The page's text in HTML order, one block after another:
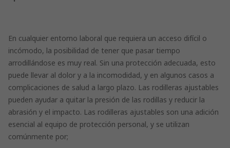
En cualquier entorno laboral que requiera un acceso difícil o
incómodo, la posibilidad de tener que pasar tiempo
arrodillándose es muy real. Sin una protección adecuada, esto
puede llevar al dolor y a la incomodidad, y en algunos casos a
complicaciones de salud a largo plazo. Las rodilleras ajustables
pueden ayudar a quitar la presión de las rodillas y reducir la
abrasión y el impacto. Las rodilleras ajustables son una adición
esencial al equipo de protección personal, y se utilizan
comúnmente por;